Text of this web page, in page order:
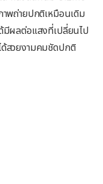
พถ่ายปกติเหมือนเดิม
ผลต่อแสงที่เปลี่ยนไป
ด้สวยงามคมชัดปกติ